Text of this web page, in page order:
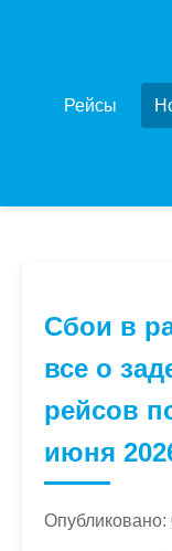
Рейсы
Сбои в
все о
рейсов
июня
Опубликовано: